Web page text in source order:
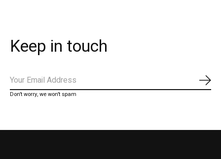
Keep in touch
Don’t worry, we won’t spam